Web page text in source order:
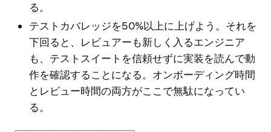
る。
テストカバレッジを50%以上に上げよう。それを
下回ると、レビュアーも新しく入るエンジニア
も、テストスイートを信頼せずに実装を読んで動
作を確認することになる。オンボーディング時間
とレビュー時間の両方がここで無駄になってい
る。